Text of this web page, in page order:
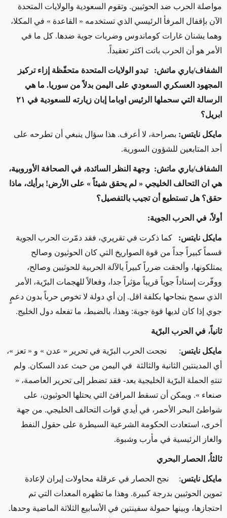
مواصلة الحرب ضد الحوثيين. وتقوم السعودية والولايات المتحدة
الآن بإقفال المرفأ الرئيسي الذي تستخدمه « القاعدة » في المكلا،
وهما يشنان غارات كوماندوس وضربات جوية ضدها. كل ما في
الأمر هو أن الحرب باتت اكثر تعقيداً.
الشفاف/باري ماتش: تبدو الولايات المتحدة متحفّظة إزاء تركيز
المجهود العسكري السعودي على اليمن بدلاً من سوريا. ما هي
الرسالة التي سحملها الرئيس اوباما إبان زيارته للسعودية في ٢١
ابريل؟
مايكل نايتس: بصراحة، لا أعرف. هذا سؤال ينبغي أن تطرحه على
أحد المتابعين للشؤون السورية.
الشفاف/باري ماتش: وجهة النظر السائدة، في الصحافة الأوروبية،
هي ان التحالف الخليجي « لم يحقق شيئاً » على الأرض! برأيك، ماذا
حقق؟ هل تستطيع أن تجيب بالتفصيل؟
أولاً، في الحرب الجوية:
مايكل نايتس: كما ذكرت في تقريري، فقد دمّرت الحرب الجوية
قسماً كبيراً جداً من قوة الصواريخ التي كان الحوثيون وصالح
يمتلكونها، وألحقت ضرراً كبيراً بالآلة الحربية للحوثيين وصالح،
ووفّرت إسناداً جوياً قريباً مؤثراً جدا، وفعالاً للهجمات البرّية، الأمر
الذي سمح بنجاحها بكلفة اقل. إن أي دولة لا تخوص حرباً بدون دعمٍ
جوي إذا كان لديها قوة جوية: وهذا، بالضبط، ما تفعله دول الخليج.
ثانياً، في الحرب البرّية
مايكل نايتس: نجحت الحرب البرّية في تحرير « عدن » و « تعز »،
أي المدينتين الثانية والثالثة في اليمن من حيث عدد السكان. ولم
تنتهِ الحملة البرّية الخليجية بعد- فقد تضطر إلى تحرير العاصمة، «
صنعاء ». ويمكن أن تسقط المرافئ التي يحتلها الحوثيون، على
شواطئ البحر الأحمر، في أيدي قوات التحالف الخليجي. من جهة
أخرى، استعادت الحكومة الشرعية السيطرة على حقول النفط
والغاز الرئيسية في مأرب وشبوة.
ثالثاُ، الحصار البحري
مايكل نايتس: نجح الحصار في عرقلة محاولات إيران لإعادة
تموين الحوثيين بدرجة كبيرة. وهذا ما تظهره المعدات التي تم
احتجازها، وبينها حمولة سفينتين في الأسابيع الثلاثة الماضية وحدها.